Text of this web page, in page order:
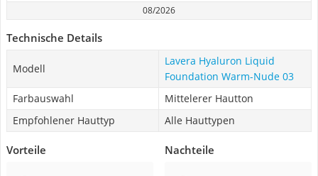
08/2026
Technische Details
Modell
Lavera Hyaluron Liquid
Foundation Warm-Nude 03
Farbauswahl
Mittelerer Hautton
Empfohlener Hauttyp
Alle Hauttypen
Vorteile Nachteile